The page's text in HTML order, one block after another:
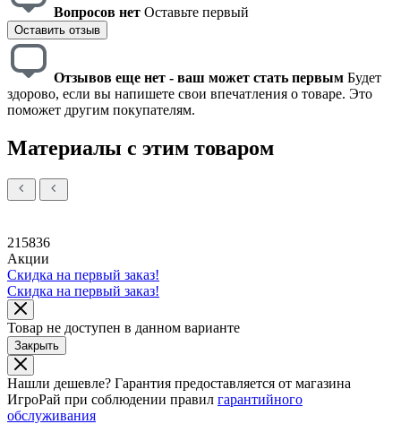
Вопросов нет Оставьте первый
Оставить отзыв
Отзывов еще нет - ваш может стать первым Будет
здорово, если вы напишете свои впечатления о товаре. Это
поможет другим покупателям.
Материалы с этим товаром
215836
Акции
Скидка на первый заказ!
Скидка на первый заказ!
Товар не доступен в данном варианте
Закрыть
Нашли дешевле? Гарантия предоставляется от магазина
ИгроРай при соблюдении правил гарантийного
обслуживания